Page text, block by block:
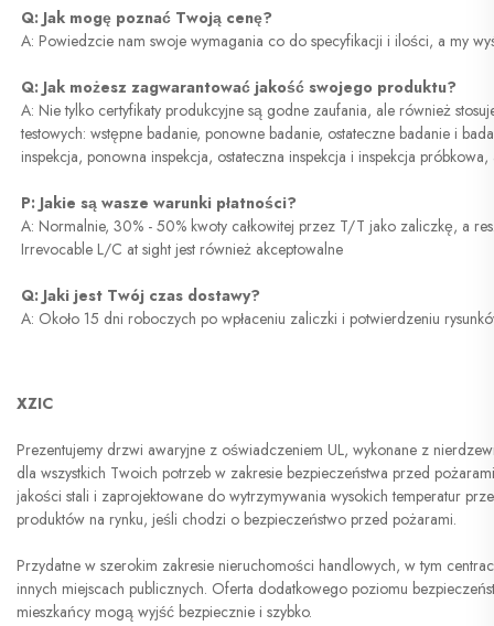
Q: Jak mogę poznać Twoją cenę?
A: Powiedzcie nam swoje wymagania co do specyfikacji i ilości, a my
Q: Jak możesz zagwarantować jakość swojego produktu?
A: Nie tylko certyfikaty produkcyjne są godne zaufania, ale również
testowych: wstępne badanie, ponowne badanie, ostateczne badanie i
inspekcja, ponowna inspekcja, ostateczna inspekcja i inspekcja
P: Jakie są wasze warunki płatności?
A: Normalnie, 30% - 50% kwoty całkowitej przez T/T jako zaliczkę, a
Irrevocable L/C at sight jest również akceptowalne
Q: Jaki jest Twój czas dostawy?
A: Około 15 dni roboczych po wpłaceniu zaliczki i potwierdzeniu
XZIC
Prezentujemy drzwi awaryjne z oświadczeniem UL, wykonane z
dla wszystkich Twoich potrzeb w zakresie bezpieczeństwa przed
jakości stali i zaprojektowane do wytrzymywania wysokich temperatur
produktów na rynku, jeśli chodzi o bezpieczeństwo przed pożarami.
Przydatne w szerokim zakresie nieruchomości handlowych, w tym
innych miejscach publicznych. Oferta dodatkowego poziomu
mieszkańcy mogą wyjść bezpiecznie i szybko.